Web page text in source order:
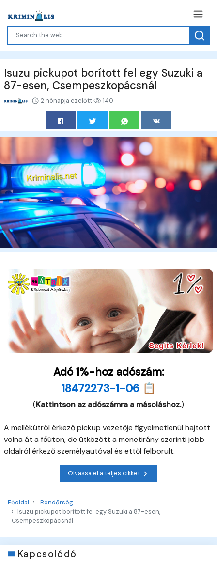
Isuzu pickupot borított fel egy Suzuki a
87-esen, Csempeszkopácsnál
2 hónapja ezelőtt 140
Adó 1%-hoz adószám:
18472273-1-06 📋
(Kattintson az adószámra a másoláshoz.)
A mellékútról érkező pickup vezetője figyelmetlenül hajtott
volna át a főúton, de ütközött a menetirány szerinti jobb
oldalról érkező személyautóval és ettől felborult.
Olvassa el a teljes cikket
Főoldal
Rendőrség
Isuzu pickupot borított fel egy Suzuki a 87-esen,
Csempeszkopácsnál
Kapcsolódó